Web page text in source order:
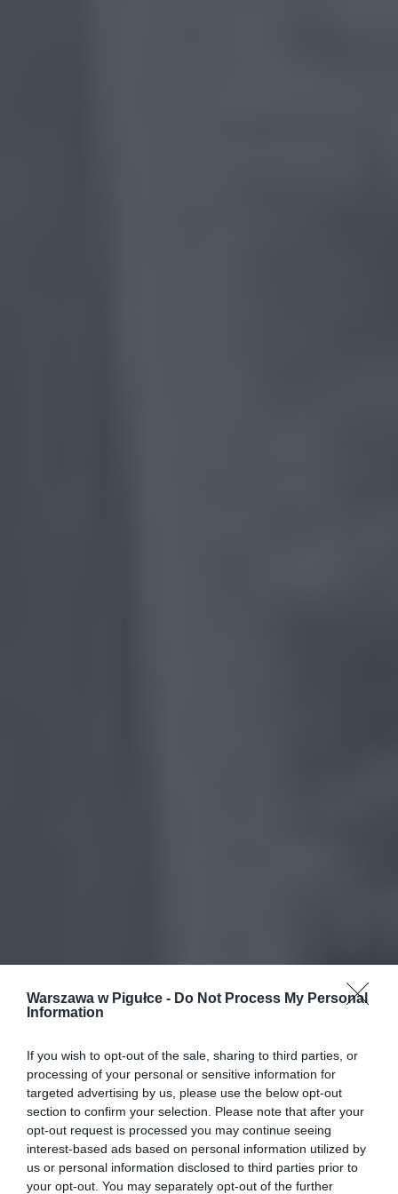
Warszawa w Pigułce - Do Not Process My Personal
Information
If you wish to opt-out of the sale, sharing to third parties, or
processing of your personal or sensitive information for
targeted advertising by us, please use the below opt-out
section to confirm your selection. Please note that after your
opt-out request is processed you may continue seeing
interest-based ads based on personal information utilized by
us or personal information disclosed to third parties prior to
your opt-out. You may separately opt-out of the further